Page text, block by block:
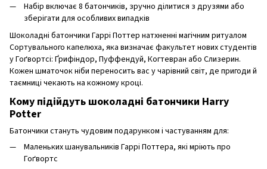
Набір включає 8 батончиків, зручно ділитися з друзями або
зберігати для особливих випадків
Шоколадні батончики Гаррі Поттер натхненні магічним ритуалом
Сортувального капелюха, яка визначає факультет нових студентів
у Гоґвортсі: Ґрифіндор, Пуффендуй, Когтевран або Слизерин.
Кожен шматочок ніби переносить вас у чарівний світ, де пригоди й
таємниці чекають на кожному кроці.
Кому підійдуть шоколадні батончики Harry
Potter
Батончики стануть чудовим подарунком і частуванням для:
Маленьких шанувальників Гаррі Поттера, які мріють про
Гоґвортс